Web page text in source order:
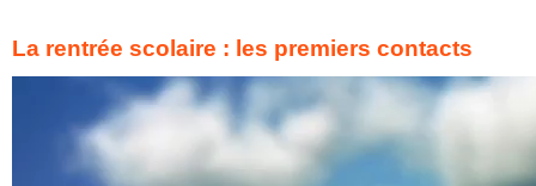
La rentrée scolaire : les premiers contacts